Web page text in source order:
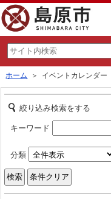
ホーム ＞ イベントカレンダー
絞り込み検索をする
キーワード
分類